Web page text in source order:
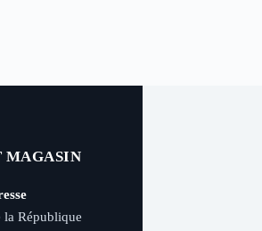
MAGASIN
la République